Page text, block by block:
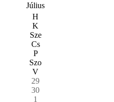
Július
H
K
Sze
Cs
P
Szo
V
29
30
1